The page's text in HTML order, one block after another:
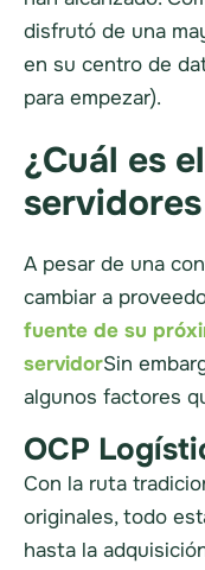
disfrutó de una
en su centro de
para empezar).
¿Cuál es
A pesar de una
cambiar a
fuente de su
servidorSin
algunos factores
OCP
Con la ruta
originales, todo
hasta la